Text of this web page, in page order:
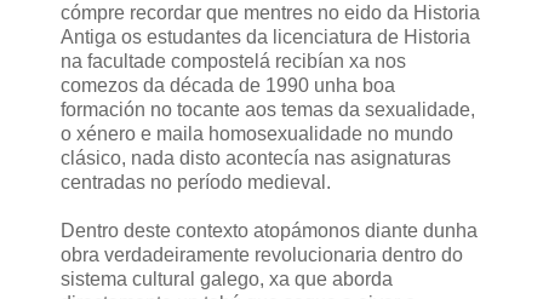
cómpre recordar que mentres no eido da Historia
Antiga os estudantes da licenciatura de Historia
na facultade compostelá recibían xa nos
comezos da década de 1990 unha boa
formación no tocante aos temas da sexualidade,
o xénero e maila homosexualidade no mundo
clásico, nada disto acontecía nas asignaturas
centradas no período medieval.
Dentro deste contexto atopámonos diante dunha
obra verdadeiramente revolucionaria dentro do
sistema cultural galego, xa que aborda